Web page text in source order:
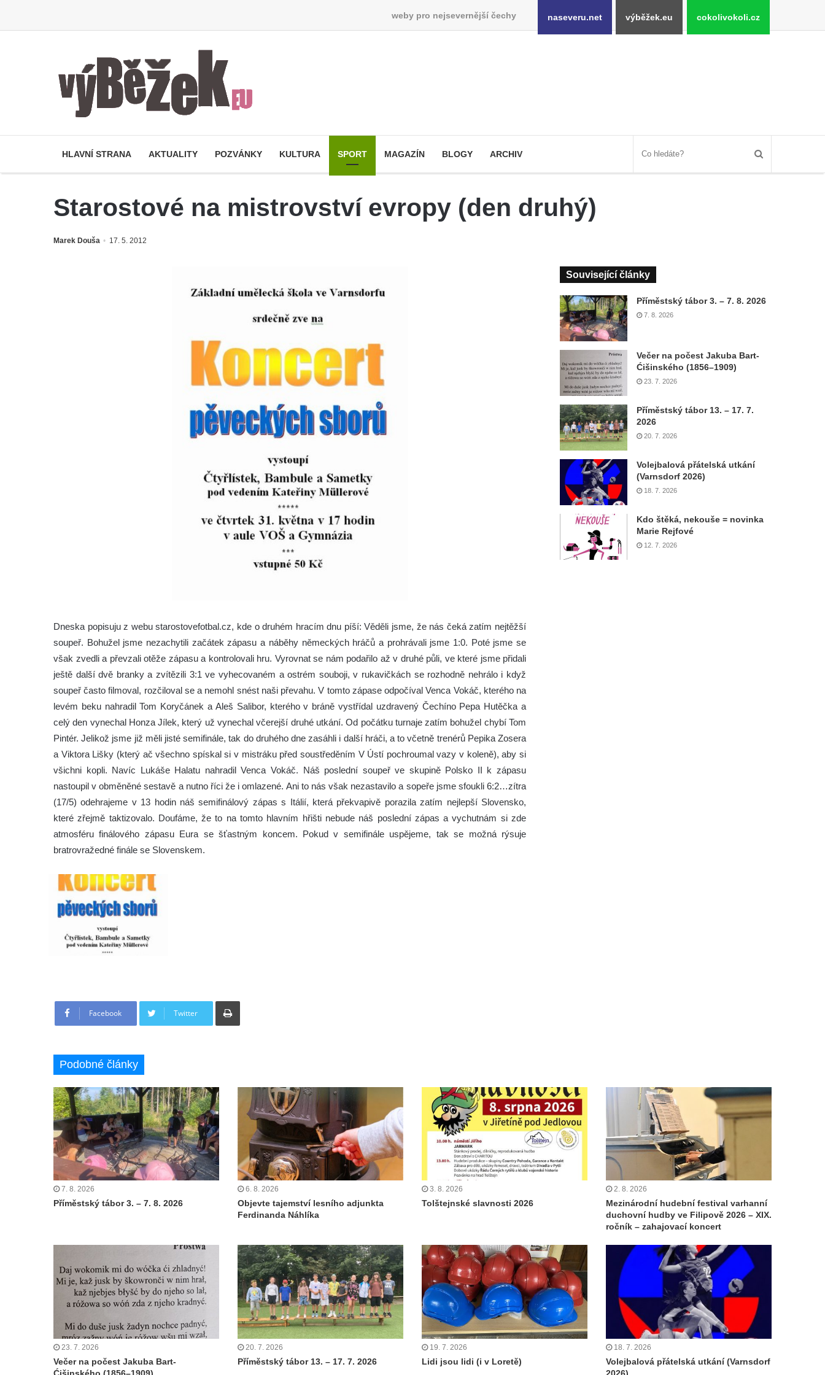
weby pro nejsevernější čechy naseveru.net výběžek.eu cokolivokoli.cz
HLAVNÍ STRANA AKTUALITY POZVÁNKY KULTURA SPORT MAGAZÍN BLOGY ARCHIV
Starostové na mistrovství evropy (den druhý)
Marek Douša 17. 5. 2012
Dneska popisuju z webu starostovefotbal.cz, kde o druhém hracím dnu píší: Věděli jsme, že nás čeká zatím nejtěžší
soupeř. Bohužel jsme nezachytili začátek zápasu a náběhy německých hráčů a prohrávali jsme 1:0. Poté jsme se
však zvedli a převzali otěže zápasu a kontrolovali hru. Vyrovnat se nám podařilo až v druhé půli, ve které jsme přidali
ještě další dvě branky a zvítězili 3:1 ve vyhecovaném a ostrém souboji, v rukavičkách se rozhodně nehrálo i když
soupeř často filmoval, rozčiloval se a nemohl snést naši převahu. V tomto zápase odpočíval Venca Vokáč, kterého na
levém beku nahradil Tom Koryčánek a Aleš Salibor, kterého v bráně vystřídal uzdravený Čechíno Pepa Hutěčka a
celý den vynechal Honza Jílek, který už vynechal včerejší druhé utkání. Od počátku turnaje zatím bohužel chybí Tom
Pintér. Jelikož jsme již měli jisté semifinále, tak do druhého dne zasáhli i další hráči, a to včetně trenérů Pepika Zosera
a Viktora Lišky (který ač všechno spískal si v mistráku před soustředěním V Ústí pochroumal vazy v koleně), aby si
všichni kopli. Navíc Lukáše Halatu nahradil Venca Vokáč. Náš poslední soupeř ve skupině Polsko II k zápasu
nastoupil v obměněné sestavě a nutno říci že i omlazené. Ani to nás však nezastavilo a sopeře jsme sfoukli 6:2…zítra
(17/5) odehrajeme v 13 hodin náš semifinálový zápas s Itálií, která překvapivě porazila zatím nejlepší Slovensko,
které zřejmě taktizovalo. Doufáme, že to na tomto hlavním hřišti nebude náš poslední zápas a vychutnám si zde
atmosféru finálového zápasu Eura se šťastným koncem. Pokud v semifinále uspějeme, tak se možná rýsuje
bratrovražedné finále se Slovenskem.
Facebook Twitter
Tisknout
Související články
Příměstský tábor 3. – 7. 8. 2026
7. 8. 2026
Večer na počest Jakuba Bart-
Ćišinského (1856–1909)
23. 7. 2026
Příměstský tábor 13. – 17. 7.
2026
20. 7. 2026
Volejbalová přátelská utkání
(Varnsdorf 2026)
18. 7. 2026
Kdo štěká, nekouše = novinka
Marie Rejfové
12. 7. 2026
Podobné články
7. 8. 2026
Příměstský tábor 3. – 7. 8. 2026
6. 8. 2026
Objevte tajemství lesního adjunkta
Ferdinanda Náhlíka
3. 8. 2026
Tolštejnské slavnosti 2026
2. 8. 2026
Mezinárodní hudební festival varhanní
duchovní hudby ve Filipově 2026 – XIX.
ročník – zahajovací koncert
23. 7. 2026
Večer na počest Jakuba Bart-
Ćišinského (1856–1909)
20. 7. 2026
Příměstský tábor 13. – 17. 7. 2026
19. 7. 2026
Lidi jsou lidi (i v Loretě)
18. 7. 2026
Volejbalová přátelská utkání (Varnsdorf
2026)